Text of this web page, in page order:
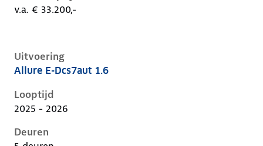
v.a. € 33.200,-
Uitvoering
Peugeot 408 i, 1.6, 165 kW, Plug-in Hybride
Allure E-Dcs7aut 1.6
Looptijd
2025 - 2026
Deuren